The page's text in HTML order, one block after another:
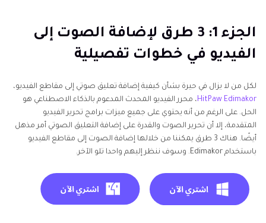
الجزء 2: 5 نصائح قبل إضافة التعليق الصوتي إلى الفيديو
الجزء 1: 3 طرق لإضافة الصوت إلى
الفيديو في خطوات تفصيلية
لكل من لا يزال في حيرة بشأن كيفية إضافة تعليق صوتي إلى مقاطع الفيديو،
HitPaw Edimakor، محرر الفيديو المحدث المدعوم بالذكاء الاصطناعي هو
الحل. على الرغم من أنه يحتوي على جميع ميزات برامج تحرير الفيديو
المتقدمة، إلا أن تحرير الصوت والقدرة على إضافة التعليق الصوتي أمر مذهل
أيضًا. هناك 3 طرق يمكننا من خلالها إضافة الصوت إلى مقاطع الفيديو
باستخدام Edimakor. وسوف ننظر إليهم واحدا تلو الآخر.